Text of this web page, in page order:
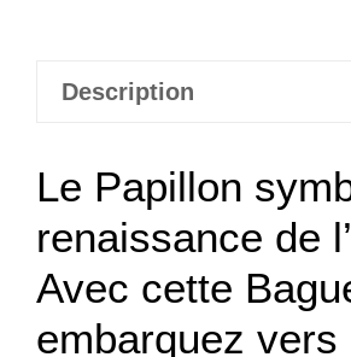
Or
Description
Le Papillon
renaissance de
Avec cette
embarquez vers